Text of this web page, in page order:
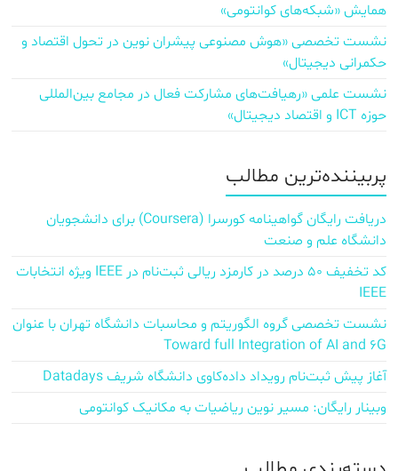
همایش «شبکه‌های کوانتومی»
نشست تخصصی «هوش مصنوعی پیشران نوین در تحول اقتصاد و
حکمرانی دیجیتال»
نشست علمی «رهیافت‌های مشارکت فعال در مجامع بین‌المللی
حوزه ICT و اقتصاد دیجیتال»
پربیننده‌ترین مطالب
دریافت رایگان گواهینامه کورسرا (Coursera) برای دانشجویان
دانشگاه علم و صنعت
کد تخفیف ۵۰ درصد در کارمزد ریالی ثبت‌نام در IEEE ویژه انتخابات
IEEE
نشست تخصصی گروه الگوریتم و محاسبات دانشگاه تهران با عنوان
Toward full Integration of AI and 6G
آغاز پیش‌ ثبت‌نام رویداد داده‌کاوی دانشگاه شریف Datadays
وبینار رایگان: مسیر نوین ریاضیات به مکانیک کوانتومی